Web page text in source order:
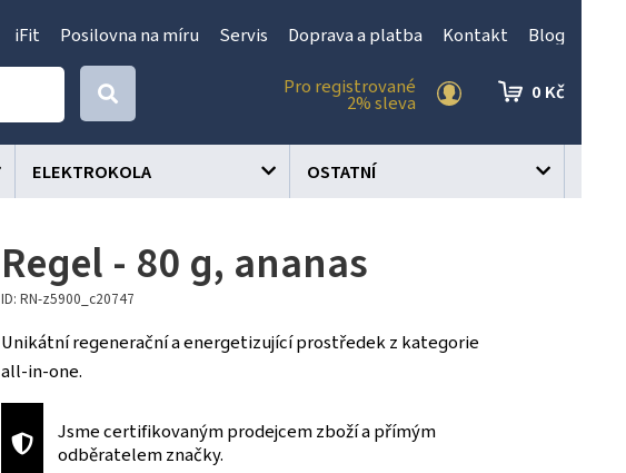
iFit Posilovna na míru Servis Doprava a platba Kontakt Blog
Pro registrované
2% sleva
0 Kč
ELEKTROKOLA OSTATNÍ
Regel - 80 g, ananas
ID: RN-z5900_c20747
Unikátní regenerační a energetizující prostředek z kategorie
all-in-one.
Jsme certifikovaným prodejcem zboží a přímým
odběratelem značky.